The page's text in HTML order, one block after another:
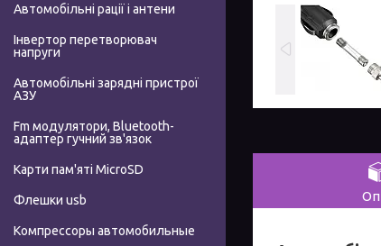
Автомобільні рації і антени
Інвертор перетворювач
напруги
Автомобільні зарядні пристрої
АЗУ
Fm модулятори, Bluetooth-
адаптер гучний зв'язок
Карти пам'яті MicroSD
Флешки usb
Компрессоры автомобильные